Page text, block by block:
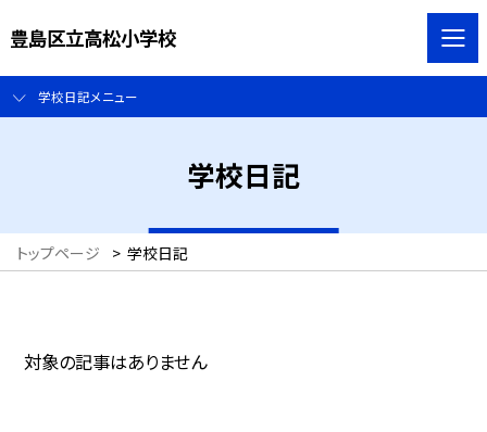
豊島区立高松小学校
学校日記メニュー
学校日記
トップページ > 学校日記
対象の記事はありません